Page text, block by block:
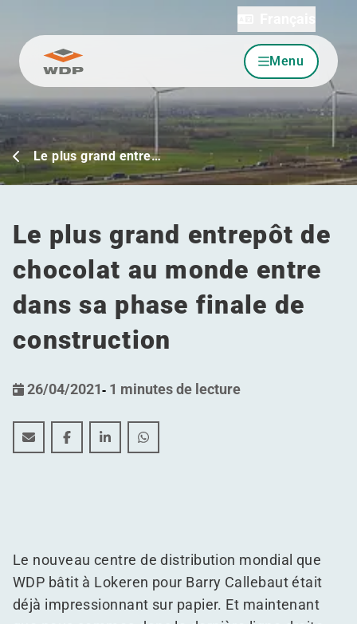
Allez au contenu Menu
Le plus grand entre…
Le plus grand entrepôt de
chocolat au monde entre
dans sa phase finale de
construction
26/04/2021- 1 minutes de lecture
Le plus grand entrepôt de chocolat au monde entre
Le plus grand entrepôt de chocolat au monde
Le plus grand entrepôt de chocolat au
Le plus grand entrepôt de
Le nouveau centre de distribution mondial que
WDP bâtit à Lokeren pour Barry Callebaut était
déjà impressionnant sur papier. Et maintenant